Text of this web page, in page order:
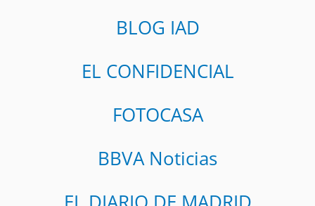
BLOG IAD
EL CONFIDENCIAL
FOTOCASA
BBVA Noticias